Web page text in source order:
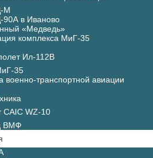
М
в Иваново
«Медведь»
комплекса МиГ-35
Ил-112В
35
военно-транспортной авиации
CAIC WZ-10
ВМФ